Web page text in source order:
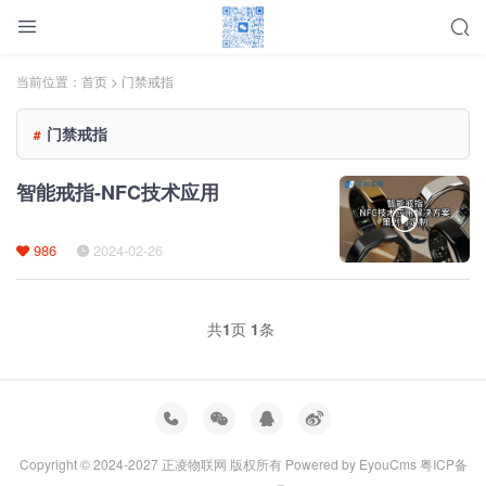
当前位置： 首页 > 门禁戒指
# 门禁戒指
智能戒指-NFC技术应用
986 2024-02-26
共1页 1条
Copyright © 2024-2027 正凌物联网 版权所有Powered by EyouCms粤ICP备